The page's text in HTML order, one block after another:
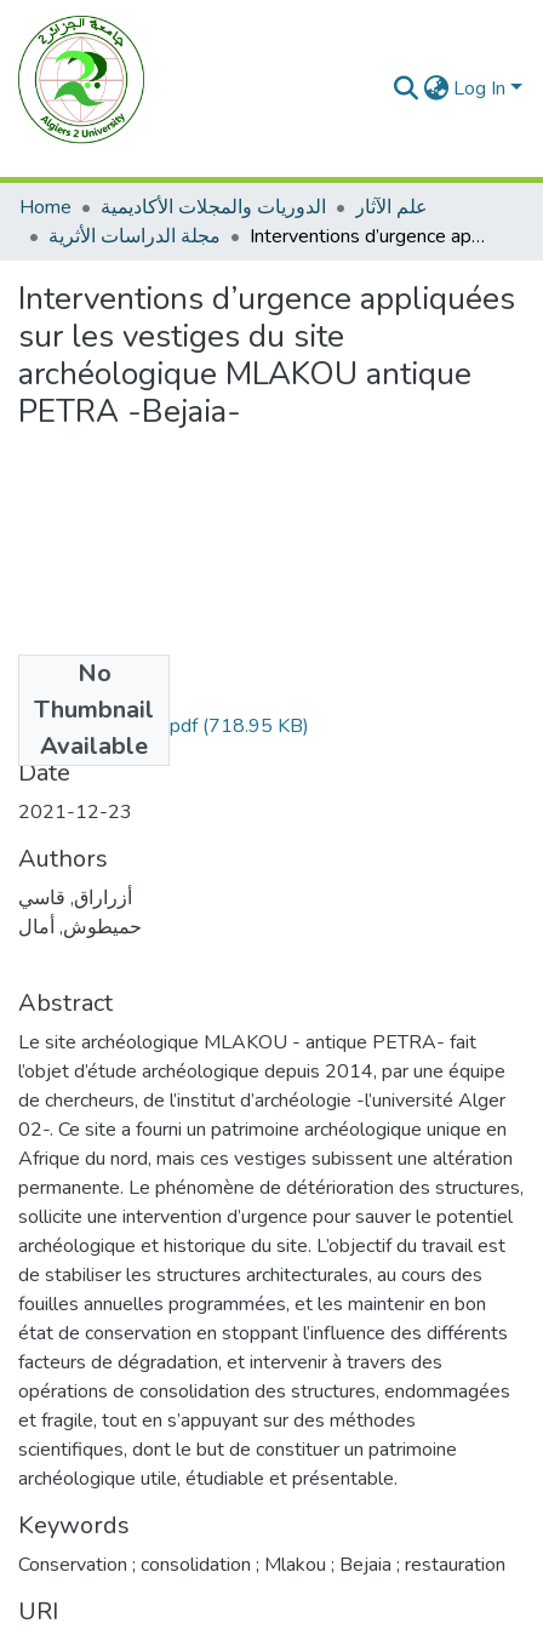
Log In
Home الدوريات والمجلات الأكاديمية
علم الآثار
مجلة الدراسات الأثرية
Interventions d’urgence appliquées sur les vestiges du site archéologique MLAKOU antique PETRA -Bejaia-
Interventions d’urgence appliquées
sur les vestiges du site
archéologique MLAKOU antique
PETRA -Bejaia-
No
Thumbnail
Available
Vol19_Num1_31.pdf(718.95 KB)
Date
2021-12-23
Authors
أزراراق, قاسي
حمیطوش, أمال
Abstract
Le site archéologique MLAKOU - antique PETRA- fait
l’objet d’étude archéologique depuis 2014, par une équipe
de chercheurs, de l’institut d’archéologie -l’université Alger
02-. Ce site a fourni un patrimoine archéologique unique en
Afrique du nord, mais ces vestiges subissent une altération
permanente. Le phénomène de détérioration des structures,
sollicite une intervention d’urgence pour sauver le potentiel
archéologique et historique du site. L’objectif du travail est
de stabiliser les structures architecturales, au cours des
fouilles annuelles programmées, et les maintenir en bon
état de conservation en stoppant l’influence des différents
facteurs de dégradation, et intervenir à travers des
opérations de consolidation des structures, endommagées
et fragile, tout en s’appuyant sur des méthodes
scientifiques, dont le but de constituer un patrimoine
archéologique utile, étudiable et présentable.
Keywords
Conservation ; consolidation ; Mlakou ; Bejaia ; restauration
URI